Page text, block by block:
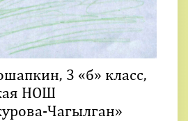
3 «б» класс,
НОШ
Чагылган»